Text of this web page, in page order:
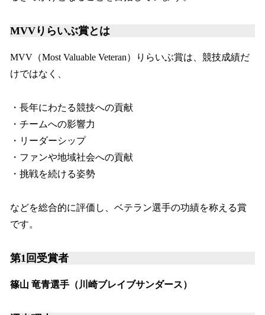
MVVりらいぶ賞とは
MVV（Most Valuable Veteran）りらいぶ賞は、競技成績だ
けではなく、
・長年にわたる競技への貢献
・チームへの影響力
・リーダーシップ
・ファンや地域社会への貢献
・挑戦を続ける姿勢
などを総合的に評価し、ベテラン選手の功績を称える賞
です。
第1回受賞者
篠山 竜青選手（川崎ブレイブサンダース）